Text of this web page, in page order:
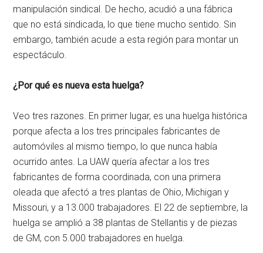
manipulación sindical. De hecho, acudió a una fábrica
que no está sindicada, lo que tiene mucho sentido. Sin
embargo, también acude a esta región para montar un
espectáculo.
¿Por qué es nueva esta huelga?
Veo tres razones. En primer lugar, es una huelga histórica
porque afecta a los tres principales fabricantes de
automóviles al mismo tiempo, lo que nunca había
ocurrido antes. La UAW quería afectar a los tres
fabricantes de forma coordinada, con una primera
oleada que afectó a tres plantas de Ohio, Michigan y
Missouri, y a 13.000 trabajadores. El 22 de septiembre, la
huelga se amplió a 38 plantas de Stellantis y de piezas
de GM, con 5.000 trabajadores en huelga.